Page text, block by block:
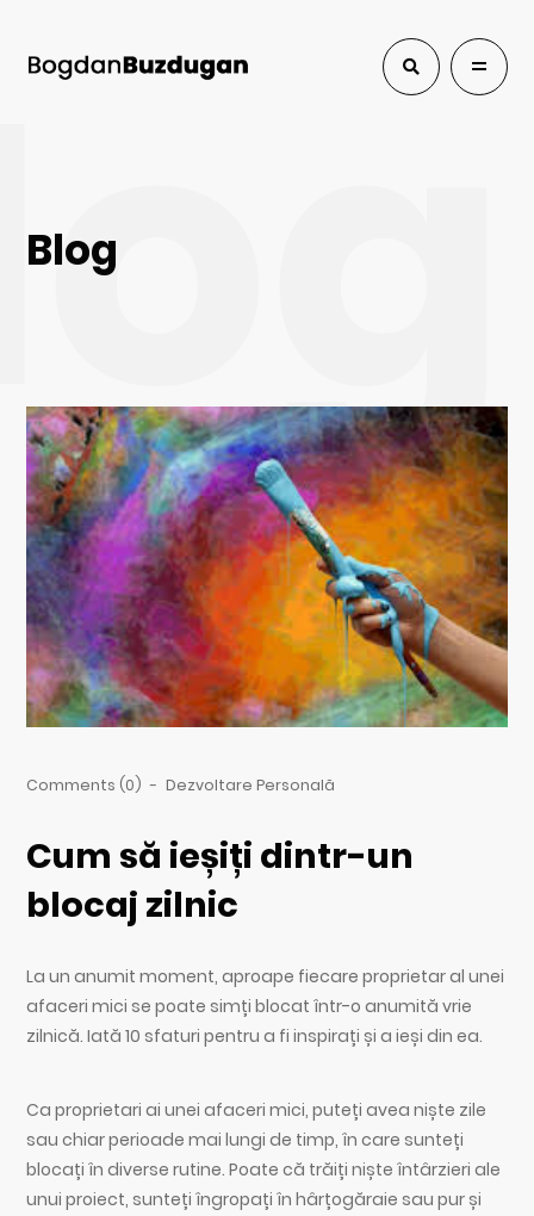
Blog
Comments (0) - Dezvoltare Personală
Cum să ieșiți dintr-un
blocaj zilnic
La un anumit moment, aproape fiecare proprietar al unei
afaceri mici se poate simți blocat într-o anumită vrie
zilnică. Iată 10 sfaturi pentru a fi inspirați și a ieși din ea.
Ca proprietari ai unei afaceri mici, puteți avea niște zile
sau chiar perioade mai lungi de timp, în care sunteți
blocați în diverse rutine. Poate că trăiți niște întârzieri ale
unui proiect, sunteți îngropați în hârțogăraie sau pur și